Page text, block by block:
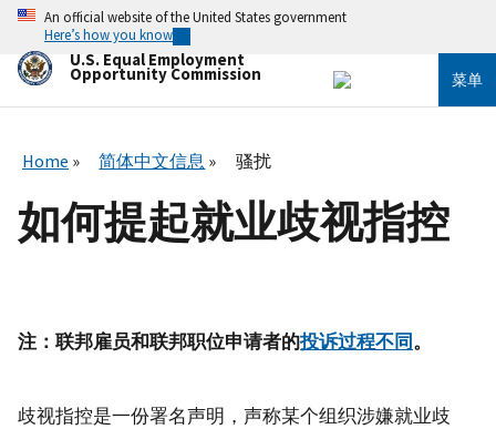
内
An official website of the United States government
Here’s how you know
U.S. Equal Employment
Opportunity Commission 菜单
Home 简体中文信息 骚扰
如何提起就业歧视指控
注：联邦雇员和联邦职位申请者的投诉过程不同。
歧视指控是一份署名声明，声称某个组织涉嫌就业歧